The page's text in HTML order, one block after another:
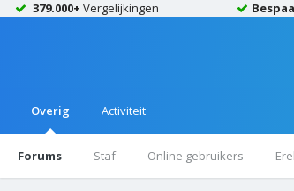
379.000+ Vergelijkingen
Overig
Forums Staf Online gebruikers
Activiteit